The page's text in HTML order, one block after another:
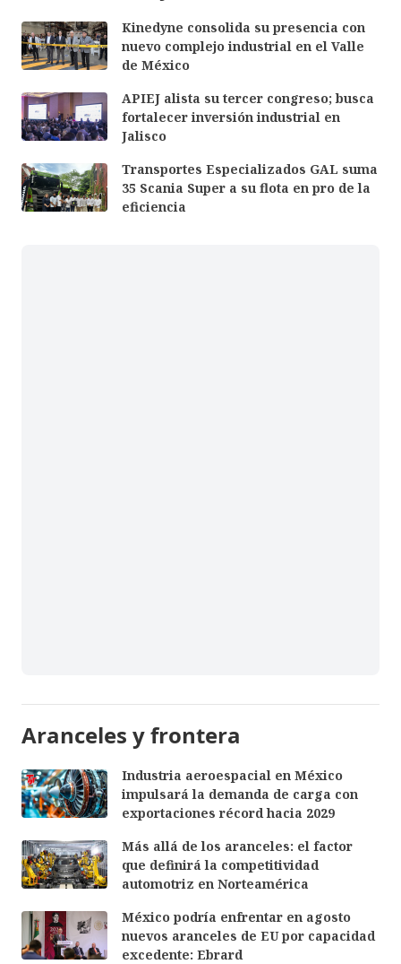
Kinedyne consolida su presencia con
nuevo complejo industrial en el Valle
de México
APIEJ alista su tercer congreso; busca
fortalecer inversión industrial en
Jalisco
Transportes Especializados GAL suma
35 Scania Super a su flota en pro de la
eficiencia
Aranceles y frontera
Industria aeroespacial en México
impulsará la demanda de carga con
exportaciones récord hacia 2029
Más allá de los aranceles: el factor
que definirá la competitividad
automotriz en Norteamérica
México podría enfrentar en agosto
nuevos aranceles de EU por capacidad
excedente: Ebrard